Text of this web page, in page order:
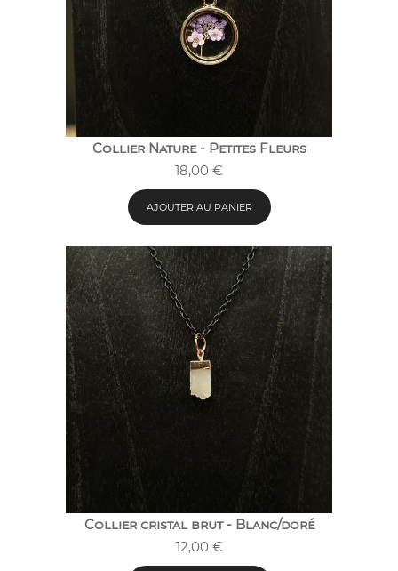
Collier Nature - Petites Fleurs
18,00 €
AJOUTER AU PANIER
Collier cristal brut - Blanc/doré
12,00 €